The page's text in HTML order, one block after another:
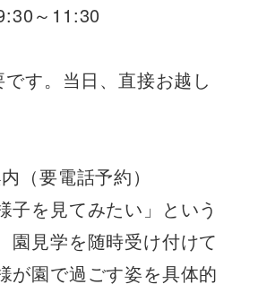
～11:30
す。当日、直接お越し
（要電話予約）
子を見てみたい」という
園見学を随時受け付けて
が園で過ごす姿を具体的